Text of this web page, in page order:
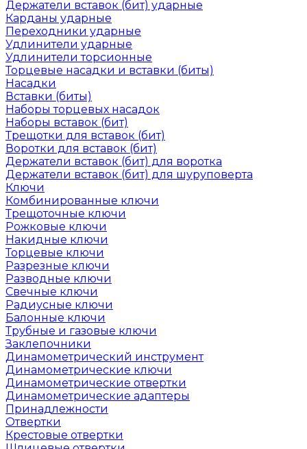
Держатели вставок (бит) ударные
Карданы ударные
Переходники ударные
Удлинители ударные
Удлинители торсионные
Торцевые насадки и вставки (биты)
Насадки
Вставки (биты)
Наборы торцевых насадок
Наборы вставок (бит)
Трещотки для вставок (бит)
Воротки для вставок (бит)
Держатели вставок (бит) для воротка
Держатели вставок (бит) для шуруповерта
Ключи
Комбинированные ключи
Трещоточные ключи
Рожковые ключи
Накидные ключи
Торцевые ключи
Разрезные ключи
Разводные ключи
Свечные ключи
Радиусные ключи
Балонные ключи
Трубные и газовые ключи
Заклепочники
Динамометрический инструмент
Динамометрические ключи
Динамометрические отвертки
Динамометрические адаптеры
Принадлежности
Отвертки
Крестовые отвертки